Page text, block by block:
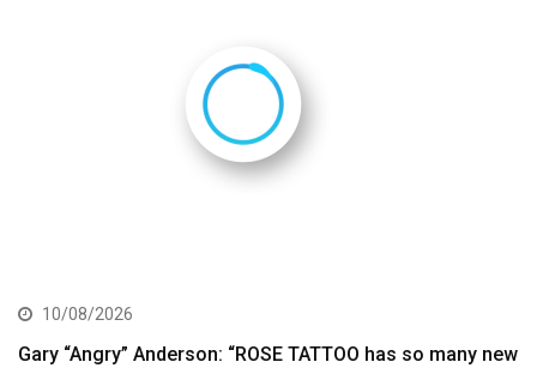
10/08/2026
Gary “Angry” Anderson: “ROSE TATTOO has so many new